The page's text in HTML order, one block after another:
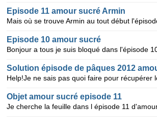
Episode 11 amour sucré Armin
Episode 10 amour sucré
Objet amour sucré episode 11